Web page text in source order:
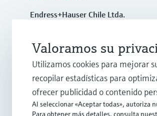
Endress+Hauser Chile Ltda.
(56 2) 2398 9100
info@cl.endress.com
Valoramos su
Utilizamos cookies para mejorar
recopilar estadísticas para
ofrecer publicidad o contenido
Al seleccionar «Aceptar todas», autoriza
Para obtener más detalles, consulta